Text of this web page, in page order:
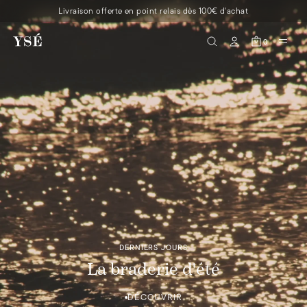
Livraison offerte en point relais dès 100€ d'achat
0
DERNIERS JOURS
La braderie d'été
DÉCOUVRIR